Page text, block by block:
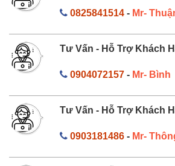
0825841514- Mr-
Tư Vấn - Hỗ Trợ Khách
0904072157- Mr- Bình
Tư Vấn - Hỗ Trợ Khách
0903181486- Mr-